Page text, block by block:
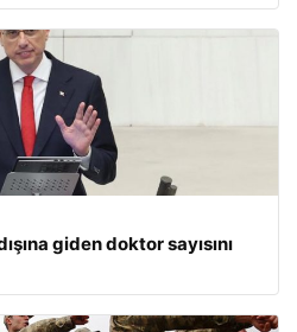
giden doktor sayısını